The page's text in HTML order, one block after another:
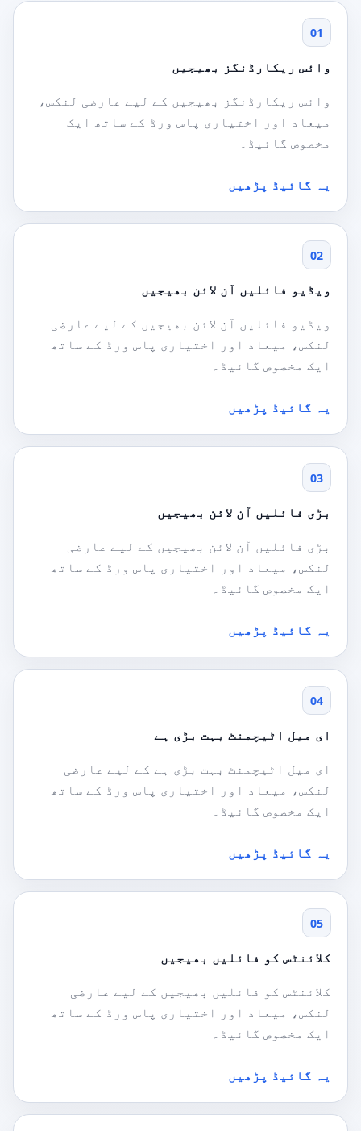
01
وائس ریکارڈنگز بھیجیں
وائس ریکارڈنگز بھیجیں کے لیے عارضی لنکس،
میعاد اور اختیاری پاس ورڈ کے ساتھ ایک
مخصوص گائیڈ۔
یہ گائیڈ پڑھیں
02
ویڈیو فائلیں آن لائن بھیجیں
ویڈیو فائلیں آن لائن بھیجیں کے لیے عارضی
لنکس، میعاد اور اختیاری پاس ورڈ کے ساتھ
ایک مخصوص گائیڈ۔
یہ گائیڈ پڑھیں
03
بڑی فائلیں آن لائن بھیجیں
بڑی فائلیں آن لائن بھیجیں کے لیے عارضی
لنکس، میعاد اور اختیاری پاس ورڈ کے ساتھ
ایک مخصوص گائیڈ۔
یہ گائیڈ پڑھیں
04
ای میل اٹیچمنٹ بہت بڑی ہے
ای میل اٹیچمنٹ بہت بڑی ہے کے لیے عارضی
لنکس، میعاد اور اختیاری پاس ورڈ کے ساتھ
ایک مخصوص گائیڈ۔
یہ گائیڈ پڑھیں
05
کلائنٹس کو فائلیں بھیجیں
کلائنٹس کو فائلیں بھیجیں کے لیے عارضی
لنکس، میعاد اور اختیاری پاس ورڈ کے ساتھ
ایک مخصوص گائیڈ۔
یہ گائیڈ پڑھیں